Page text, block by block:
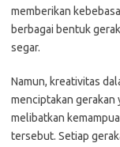
memberikan
berbagai bentuk
segar.
Namun, kreativitas
menciptakan gerakan
melibatkan
tersebut. Setiap